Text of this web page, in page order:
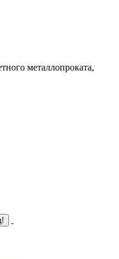
металлопроката,